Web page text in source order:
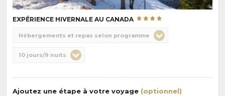
EXPÉRIENCE HIVERNALE AU CANADA
:
Hébergements et repas selon programme
Durée
10 jours/9 nuits
Ajoutez une étape à votre voyage (optionnel)